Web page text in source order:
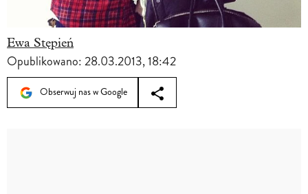
Ewa Stępień
Opublikowano:28.03.2013, 18:42
Obserwuj nas w Google